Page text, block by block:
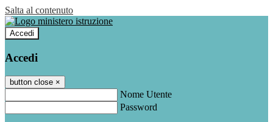
Salta al contenuto
Accedi
Accedi
button close ×
Nome Utente
Password